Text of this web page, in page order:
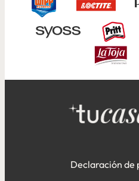
Declaración de